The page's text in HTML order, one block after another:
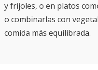
y frijoles, o en platos
o combinarlas con
comida más equilibrada.